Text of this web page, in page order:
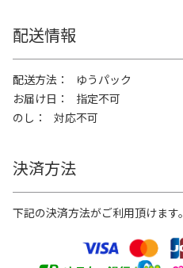
配送情報
配送方法
ゆうパック
お届け日
指定不可
のし
対応不可
決済方法
下記の決済方法がご利用頂けます。